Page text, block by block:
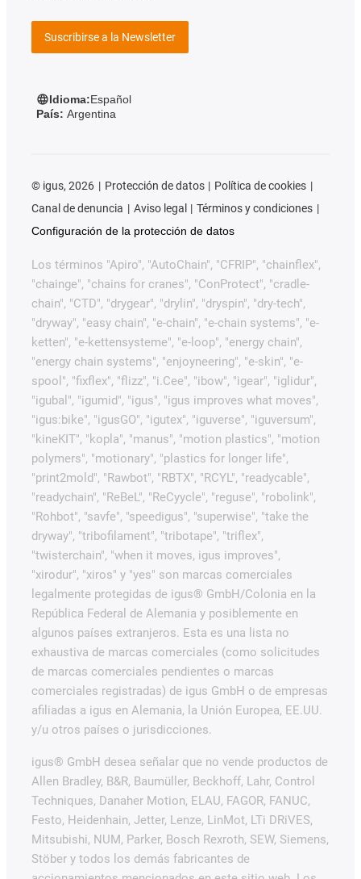
Suscribirse a la Newsletter
Idioma:Español
País: Argentina
© igus, 2026 Protección de datos
Política de cookies
Canal de denuncia
Aviso legal
Términos y condiciones
Configuración de la protección de datos
Los términos "Apiro", "AutoChain", "CFRIP", "chainflex",
"chainge", "chains for cranes", "ConProtect", "cradle-
chain", "CTD", "drygear", "drylin", "dryspin", "dry-tech",
"dryway", "easy chain", "e-chain", "e-chain systems", "e-
ketten", "e-kettensysteme", "e-loop", "energy chain",
"energy chain systems", "enjoyneering", "e-skin", "e-
spool", "fixflex", "flizz", "i.Cee", "ibow", "igear", "iglidur",
"igubal", "igumid", "igus", "igus improves what moves",
"igus:bike", "igusGO", "igutex", "iguverse", "iguversum",
"kineKIT", "kopla", "manus", "motion plastics", "motion
polymers", "motionary", "plastics for longer life",
"print2mold", "Rawbot", "RBTX", "RCYL", "readycable",
"readychain", "ReBeL", "ReCyycle", "reguse", "robolink",
"Rohbot", "savfe", "speedigus", "superwise", "take the
dryway", "tribofilament", "tribotape", "triflex",
"twisterchain", "when it moves, igus improves",
"xirodur", "xiros" y "yes" son marcas comerciales
legalmente protegidas de igus® GmbH/Colonia en la
República Federal de Alemania y posiblemente en
algunos países extranjeros. Esta es una lista no
exhaustiva de marcas comerciales (como solicitudes
de marcas comerciales pendientes o marcas
comerciales registradas) de igus GmbH o de empresas
afiliadas a igus en Alemania, la Unión Europea, EE.UU.
y/u otros países o jurisdicciones.
igus® GmbH desea señalar que no vende productos de
Allen Bradley, B&R, Baumüller, Beckhoff, Lahr, Control
Techniques, Danaher Motion, ELAU, FAGOR, FANUC,
Festo, Heidenhain, Jetter, Lenze, LinMot, LTi DRiVES,
Mitsubishi, NUM, Parker, Bosch Rexroth, SEW, Siemens,
Stöber y todos los demás fabricantes de